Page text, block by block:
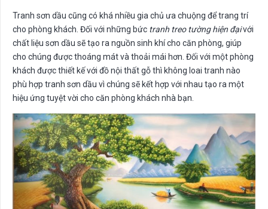
Tranh sơn dầu cũng có khá nhiều gia chủ ưa chuộng để trang trí
cho phòng khách. Đối với những bức tranh treo tường hiện đạivới
chất liệu sơn dầu sẽ tạo ra nguồn sinh khí cho căn phòng, giúp
cho chúng được thoáng mát và thoải mái hơn. Đối với một phòng
khách được thiết kế với đồ nội thất gỗ thì không loai tranh nào
phù hợp tranh sơn dầu vì chúng sẽ kết hợp với nhau tạo ra một
hiệu ứng tuyệt vời cho căn phòng khách nhà bạn.